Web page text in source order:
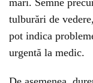
mari. Semne
tulburări de
pot indica
urgentă la medic.